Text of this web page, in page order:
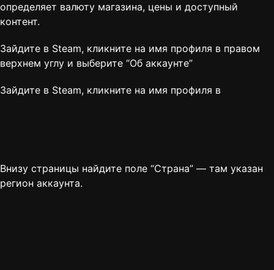
определяет валюту магазина, цены и доступный
контент.
Зайдите в Steam, кликните на имя профиля в правом
верхнем углу и выберите “Об аккаунте”
Зайдите в Steam, кликните на имя профиля в
Внизу страницы найдите поле “Страна” — там указан
регион аккаунта.